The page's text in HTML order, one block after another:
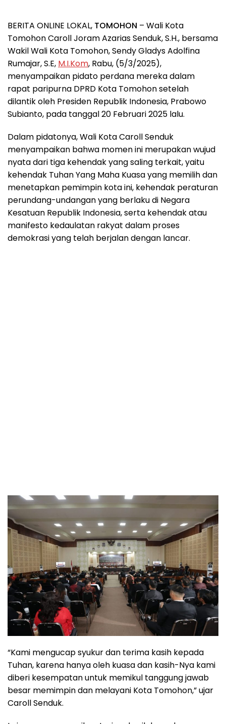
BERITA ONLINE LOKAL, TOMOHON – Wali Kota
Tomohon Caroll Joram Azarias Senduk, S.H., bersama
Wakil Wali Kota Tomohon, Sendy Gladys Adolfina
Rumajar, S.E, M.I.Kom, Rabu, (5/3/2025),
menyampaikan pidato perdana mereka dalam
rapat paripurna DPRD Kota Tomohon setelah
dilantik oleh Presiden Republik Indonesia, Prabowo
Subianto, pada tanggal 20 Februari 2025 lalu.
Dalam pidatonya, Wali Kota Caroll Senduk
menyampaikan bahwa momen ini merupakan wujud
nyata dari tiga kehendak yang saling terkait, yaitu
kehendak Tuhan Yang Maha Kuasa yang memilih dan
menetapkan pemimpin kota ini, kehendak peraturan
perundang-undangan yang berlaku di Negara
Kesatuan Republik Indonesia, serta kehendak atau
manifesto kedaulatan rakyat dalam proses
demokrasi yang telah berjalan dengan lancar.
“Kami mengucap syukur dan terima kasih kepada
Tuhan, karena hanya oleh kuasa dan kasih-Nya kami
diberi kesempatan untuk memikul tanggung jawab
besar memimpin dan melayani Kota Tomohon,” ujar
Caroll Senduk.